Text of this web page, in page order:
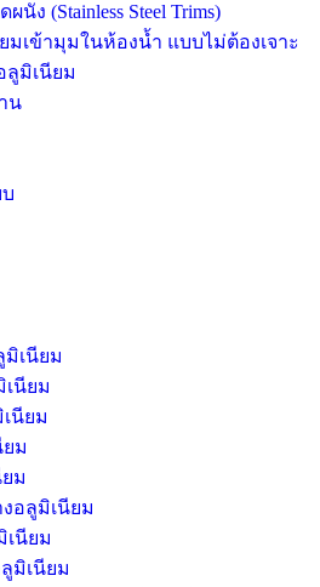
นัง (Stainless Steel Trims)
มเข้ามุมในห้องน้ำ แบบไม่ต้องเจาะ
ลูมิเนียม
น
มิเนียม
เนียม
นียม
ยม
ม
อลูมิเนียม
นียม
มิเนียม